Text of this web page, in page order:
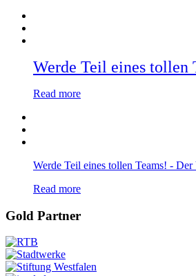
Werde Teil eines tollen
Read more
Werde Teil eines tollen Teams! -
Read more
Gold Partner